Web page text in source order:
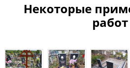
Некоторые
работ